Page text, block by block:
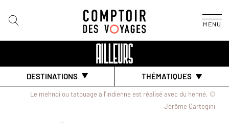
MENU
DESTINATIONS THÉMATIQUES
Le mehndi ou tatouage à l'indienne est réalisé avec du henné. ©
Jérôme Cartegini